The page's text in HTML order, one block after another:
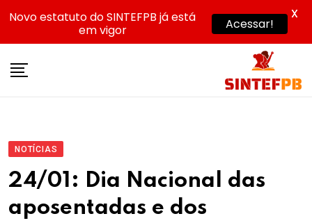
NOTÍCIAS
24/01: Dia Nacional das
aposentadas e dos
Novo estatuto do SINTEFPB já está
em vigor
Acessar!
X